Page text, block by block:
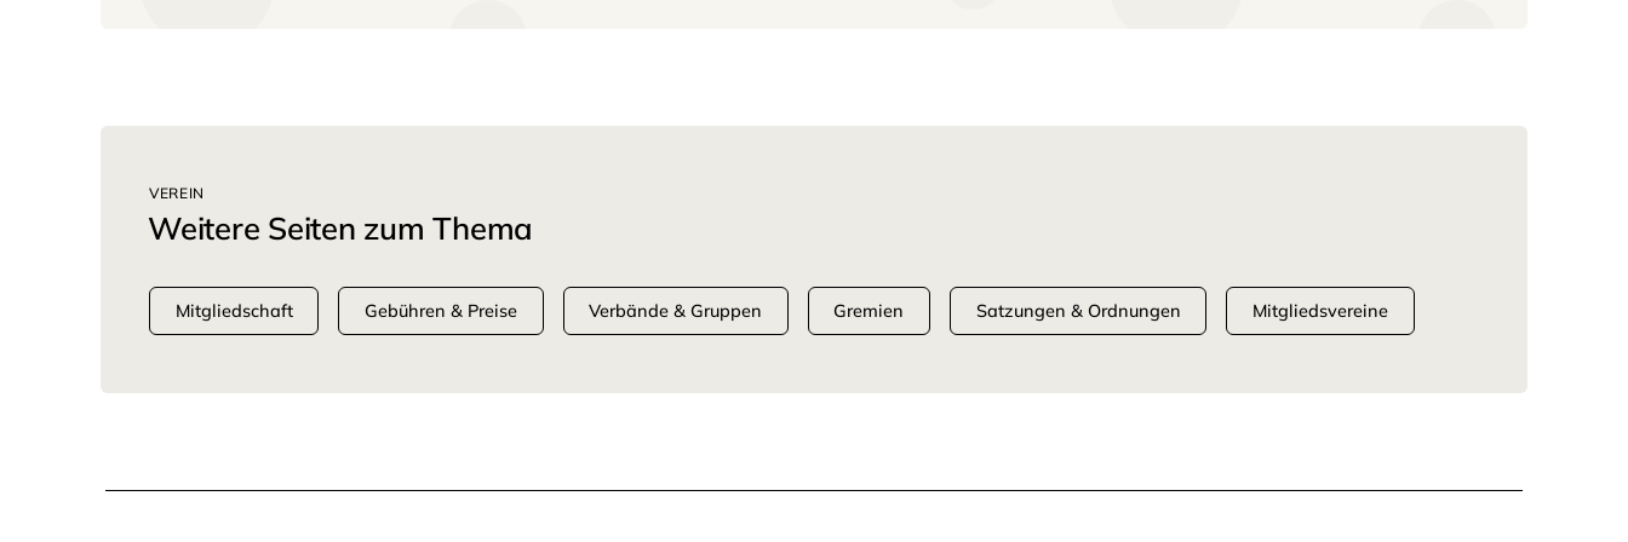
VEREIN
Weitere Seiten zum Thema
Mitgliedschaft Gebühren & Preise Verbände & Gruppen Gremien Satzungen & Ordnungen Mitgliedsvereine